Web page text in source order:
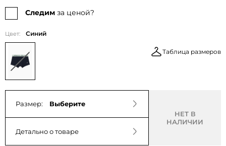
Следим за ценой?
Цвет: Синий
Таблица размеров
Размер: Выберите
Детально о товаре
НЕТ В
НАЛИЧИИ